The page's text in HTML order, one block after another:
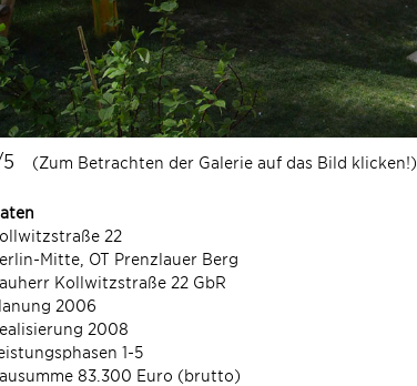
(Zum Betrachten der Galerie auf das Bild klicken!)
22
Mitte, OT Prenzlauer Berg
Kollwitzstraße 22 GbR
2006
2008
1-5
83.300 Euro (brutto)